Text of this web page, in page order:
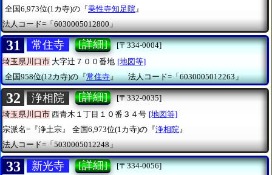
全国6,973位(1カ寺)の『乗性寺知足院 』
法人コード=「6030005012800」
31 常住寺 [詳細]
[〒334-0004]
埼玉県川口市 大字辻７００番地 [地図等]
全国958位(12カ寺)の『常住寺』 法人コード=「6030005012263」
32 浄相院 [詳細]
[〒332-0035]
埼玉県川口市 西青木１丁目１０番３４号 [地図等]
宗派名=『浄土宗』
全国6,973位(1カ寺)の『浄相院』
法人コード=「5030005012248」
33 新光寺 [詳細]
[〒334-0056]